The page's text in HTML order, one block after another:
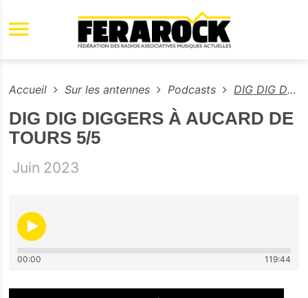
Aller au contenu principal
Accueil Sur les antennes Podcasts DIG DIG DIGGERS À AUCARD DE TOURS 5/5
DIG DIG DIGGERS À AUCARD DE
TOURS 5/5
Juin 2023
00:00 119:44